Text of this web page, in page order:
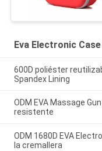
Eva Electronic Case
600D poliéster
Spandex Lining
ODM EVA Massage
resistente
ODM 1680D EVA
la cremallera